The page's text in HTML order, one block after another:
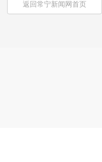
返回常宁新闻网首页